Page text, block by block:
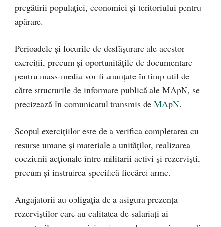
pregătirii populației, economiei și teritoriului pentru
apărare.
Perioadele și locurile de desfășurare ale acestor
exerciții, precum și oportunitățile de documentare
pentru mass-media vor fi anunțate în timp util de
către structurile de informare publică ale MApN, se
precizează în comunicatul transmis de MApN.
Scopul exercițiilor este de a verifica completarea cu
resurse umane și materiale a unităților, realizarea
coeziunii acționale între militarii activi și rezerviști,
precum și instruirea specifică fiecărei arme.
Angajatorii au obligația de a asigura prezența
rezerviștilor care au calitatea de salariați ai